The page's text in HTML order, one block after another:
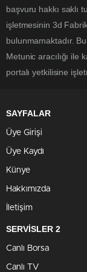
başvuru hakkı saklı
işletmesinin 3d
bulunmamaktadır.
Metunic aracılığı ile
portalı yetkilisine
SAYFALAR
Üye Girişi
Üye Kaydı
Künye
Hakkımızda
İletişim
SERVİSLER 2
Canlı Borsa
Canlı TV